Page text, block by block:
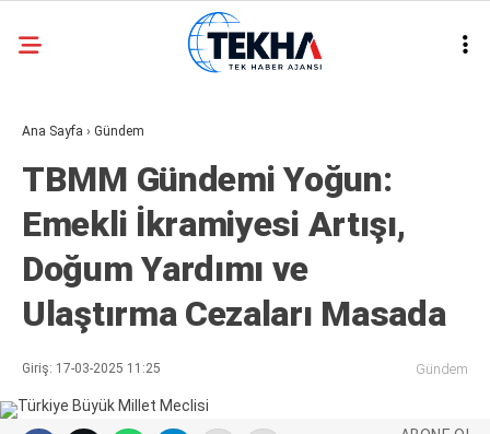
32.3
ASAYIŞ
GÜNDEM
GENEL
EKONOMI
SIYASET
Ana Sayfa › Gündem
TBMM Gündemi Yoğun:
Emekli İkramiyesi Artışı,
Doğum Yardımı ve
Ulaştırma Cezaları Masada
Giriş: 17-03-2025 11:25 Gündem